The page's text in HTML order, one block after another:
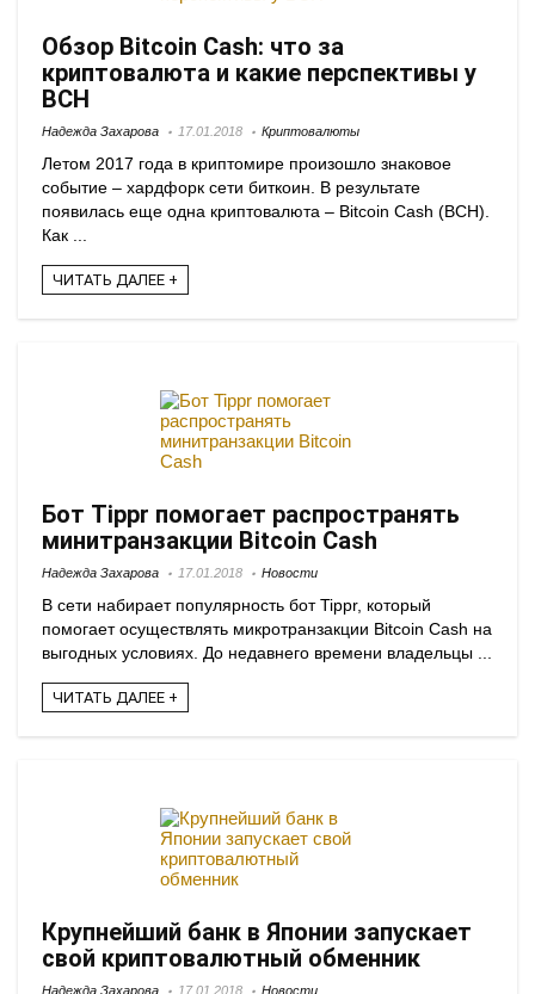
Обзор Bitcoin Cash: что за
криптовалюта и какие перспективы у
BCH
Надежда Захарова 17.01.2018 Криптовалюты
Летом 2017 года в криптомире произошло знаковое
событие – хардфорк сети биткоин. В результате
появилась еще одна криптовалюта – Bitcoin Cash (BCH).
Как ...
ЧИТАТЬ ДАЛЕЕ +
Бот Tippr помогает распространять
минитранзакции Bitcoin Cash
Надежда Захарова 17.01.2018 Новости
В сети набирает популярность бот Tippr, который
помогает осуществлять микротранзакции Bitcoin Cash на
выгодных условиях. До недавнего времени владельцы ...
ЧИТАТЬ ДАЛЕЕ +
Крупнейший банк в Японии запускает
свой криптовалютный обменник
Надежда Захарова 17.01.2018 Новости